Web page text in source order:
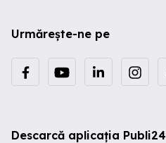
Urmărește-ne pe
Descarcă aplicația Publi24